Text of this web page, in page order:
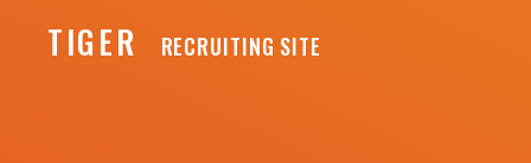
TIGER RECRUITING SITE